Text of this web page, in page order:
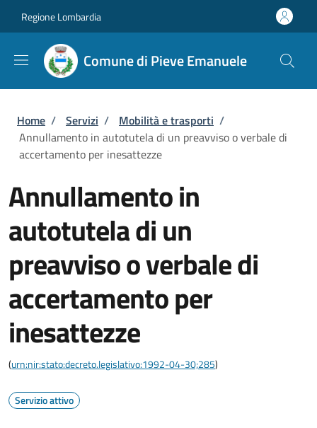
Regione Lombardia
Comune di Pieve Emanuele
Briciole di pane
Home / Servizi / Mobilità e trasporti /
Annullamento in autotutela di un preavviso o verbale di
accertamento per inesattezze
Annullamento in
autotutela di un
preavviso o verbale di
accertamento per
inesattezze
(urn:nir:stato:decreto.legislativo:1992-04-30;285)
Servizio attivo